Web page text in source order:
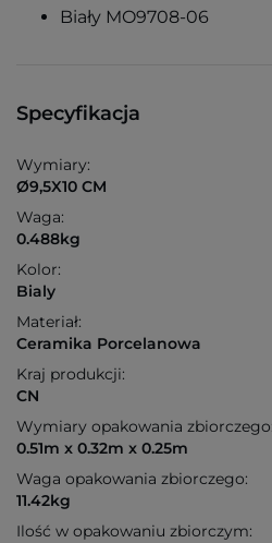
Biały MO9708-06
Specyfikacja
Wymiary:
Ø9,5X10 CM
Waga:
0.488kg
Kolor:
Bialy
Materiał:
Ceramika Porcelanowa
Kraj produkcji:
CN
Wymiary opakowania zbiorczego:
0.51m x 0.32m x 0.25m
Waga opakowania zbiorczego:
11.42kg
Ilość w opakowaniu zbiorczym: